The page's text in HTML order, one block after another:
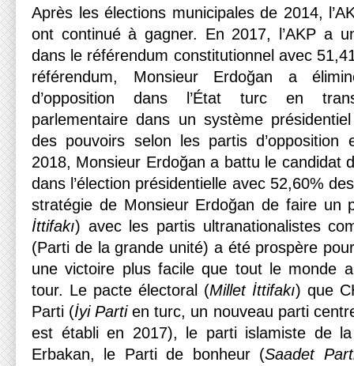
Après les élections municipales de 2014,
ont continué à gagner. En 2017, l’AKP a
dans le référendum constitutionnel avec
référendum, Monsieur Erdoğan a
d’opposition dans l’État turc en
parlementaire dans un système
des pouvoirs selon les partis
2018, Monsieur Erdoğan a battu le candidat
dans l’élection présidentielle avec 52,60%
stratégie de Monsieur Erdoğan de faire un
İttifakı) avec les partis ultranationalistes
(Parti de la grande unité) a été prospère
une victoire plus facile que tout le monde
tour. Le pacte électoral (Millet İttifakı) que
Parti (İyi Partien turc, un nouveau parti
est établi en 2017), le parti islamiste de
Erbakan, le Parti de bonheur (Saadet